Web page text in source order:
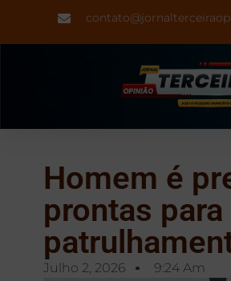
Homem é
prontas
Julho 2, 2026 9:24 Am